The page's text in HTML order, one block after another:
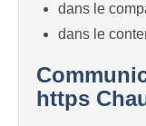
dans le
dans le
https